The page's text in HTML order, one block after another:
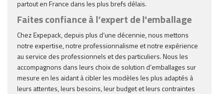
partout en France dans les plus brefs délais.
Faites confiance à l’expert de l'emballage
Chez Expepack, depuis plus d’une décennie, nous mettons
notre expertise, notre professionnalisme et notre expérience
au service des professionnels et des particuliers. Nous les
accompagnons dans leurs choix de solution d’emballages sur
mesure en les aidant à cibler les modèles les plus adaptés à
leurs attentes, leurs besoins, leur budget et leurs contraintes